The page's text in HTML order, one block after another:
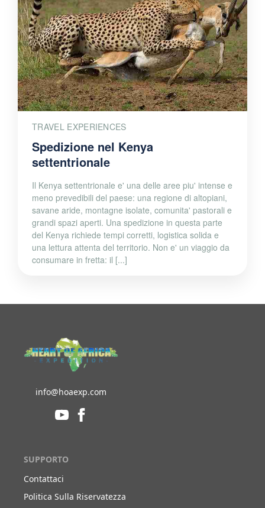
TRAVEL EXPERIENCES
Spedizione nel Kenya
settentrionale
Il Kenya settentrionale e' una delle aree piu' intense e
meno prevedibili del paese: una regione di altopiani,
savane aride, montagne isolate, comunita' pastorali e
grandi spazi aperti. Una spedizione in questa parte
del Kenya richiede tempi corretti, logistica solida e
una lettura attenta del territorio. Non e' un viaggio da
consumare in fretta: il [...]
info@hoaexp.com
SUPPORTO
Contattaci
Politica Sulla Riservatezza